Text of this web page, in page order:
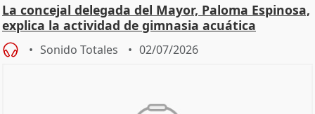
La concejal delegada del Mayor, Paloma Espinosa,
explica la actividad de gimnasia acuática
Sonido Totales 02/07/2026